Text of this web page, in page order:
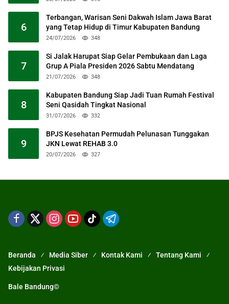
6
Terbangan, Warisan Seni Dakwah Islam Jawa Barat
yang Tetap Hidup di Timur Kabupaten Bandung
24/07/2026 348
7
Si Jalak Harupat Siap Gelar Pembukaan dan Laga
Grup A Piala Presiden 2026 Sabtu Mendatang
21/07/2026 348
8
Kabupaten Bandung Siap Jadi Tuan Rumah Festival
Seni Qasidah Tingkat Nasional
31/07/2026 332
9
BPJS Kesehatan Permudah Pelunasan Tunggakan
JKN Lewat REHAB 3.0
20/07/2026 327
Beranda Media Siber Kontak Kami
Tentang Kami
Kebijakan Privasi
Bale Bandung©